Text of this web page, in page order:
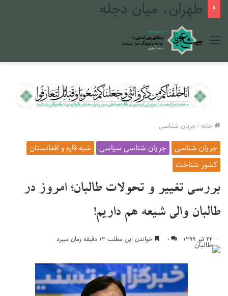
طهران، میان دجله و فرات
منو
خانه/جریان شناسی
جریان شناسی جریان شناسی سیاسی
شبه قاره و افغانستان
کشور شناخت
بررسی تغییر و تحولات طالبان؛ امروز در
طالبان والی شیعه هم داریم!
۲۴ تیر ۱۳۹۹ ۰ خواندن این مطلب ۱۳ دقیقه زمان میبرد